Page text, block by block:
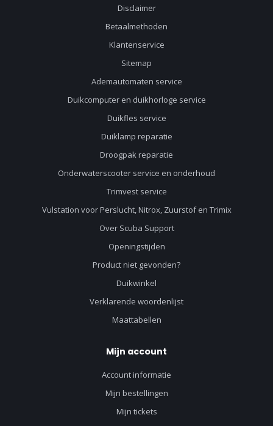
Disclaimer
Betaalmethoden
Klantenservice
Sitemap
Ademautomaten service
Duikcomputer en duikhorloge service
Duikfles service
Duiklamp reparatie
Droogpak reparatie
Onderwaterscooter service en onderhoud
Trimvest service
Vulstation voor Perslucht, Nitrox, Zuurstof en Trimix
Over Scuba Support
Openingstijden
Product niet gevonden?
Duikwinkel
Verklarende woordenlijst
Maattabellen
Mijn account
Account informatie
Mijn bestellingen
Mijn tickets